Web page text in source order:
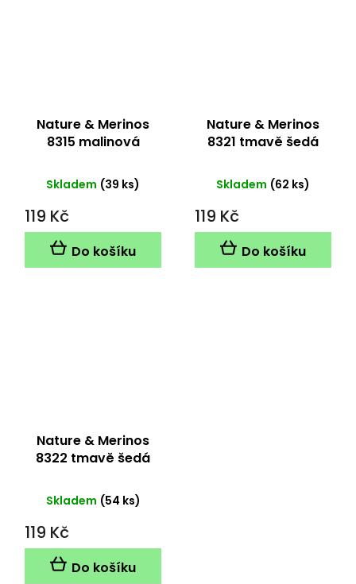
Nature & Merinos
8315 malinová
Skladem (39 ks)
119 Kč
Do košíku
Nature & Merinos
8321 tmavě šedá
Skladem (62 ks)
119 Kč
Do košíku
Nature & Merinos
8322 tmavě šedá
Skladem (54 ks)
119 Kč
Do košíku